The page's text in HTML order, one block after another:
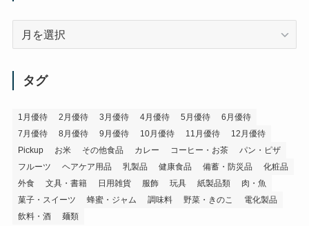
タグ
1月優待 2月優待 3月優待 4月優待 5月優待
6月優待
7月優待
8月優待 9月優待 10月優待 11月優待
12月優待
Pickup
お米 その他食品 カレー コーヒー・お茶
パン・ピザ
フルーツ
ヘアケア用品 乳製品 健康食品 備蓄・防災品
化粧品
外食
文具・書籍 日用雑貨 服飾 玩具 紙製品類
肉・魚
菓子・スイーツ
蜂蜜・ジャム 調味料 野菜・きのこ
電化製品
飲料・酒
麺類